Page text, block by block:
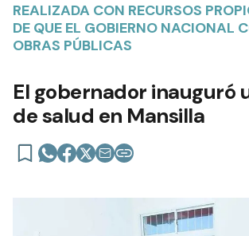
REALIZADA CON RECURSOS
DE QUE EL GOBIERNO NACIONAL
OBRAS PÚBLICAS
El gobernador inauguró
de salud en Mansilla